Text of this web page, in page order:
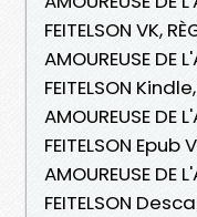
FEITELSON VK,
AMOUREUSE DE
FEITELSON
AMOUREUSE DE
FEITELSON Epub
AMOUREUSE DE
FEITELSON